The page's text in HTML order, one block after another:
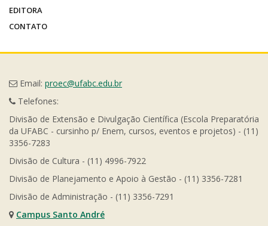
EDITORA
CONTATO
Email: proec@ufabc.edu.br
Telefones:
Divisão de Extensão e Divulgação Científica (Escola Preparatória
da UFABC - cursinho p/ Enem, cursos, eventos e projetos) - (11)
3356-7283
Divisão de Cultura - (11) 4996-7922
Divisão de Planejamento e Apoio à Gestão - (11) 3356-7281
Divisão de Administração - (11) 3356-7291
Campus Santo André